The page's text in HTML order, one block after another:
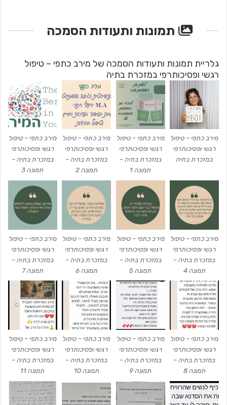
תמונות ותעודות הסמכה
גלריית תמונות ותעודות הסמכה של מירב כתפי – טיפול
רגשי ופסיכותרפי במזכרת בתיה
מירב כתפי – טיפול
רגשי ופסיכותרפי
במזכרת בתיה
מירב כתפי – טיפול
רגשי ופסיכותרפי
במזכרת בתיה –
תמונה 1
מירב כתפי – טיפול
רגשי ופסיכותרפי
במזכרת בתיה –
תמונה 2
מירב כתפי – טיפול
רגשי ופסיכותרפי
במזכרת בתיה –
תמונה 3
מירב כתפי – טיפול
רגשי ופסיכותרפי
במזכרת בתיה –
תמונה 4
מירב כתפי – טיפול
רגשי ופסיכותרפי
במזכרת בתיה –
תמונה 5
מירב כתפי – טיפול
רגשי ופסיכותרפי
במזכרת בתיה –
תמונה 6
מירב כתפי – טיפול
רגשי ופסיכותרפי
במזכרת בתיה –
תמונה 7
מירב כתפי – טיפול
רגשי ופסיכותרפי
במזכרת בתיה –
תמונה 8
מירב כתפי – טיפול
רגשי ופסיכותרפי
במזכרת בתיה –
תמונה 9
מירב כתפי – טיפול
רגשי ופסיכותרפי
במזכרת בתיה –
תמונה 10
מירב כתפי – טיפול
רגשי ופסיכותרפי
במזכרת בתיה –
תמונה 11